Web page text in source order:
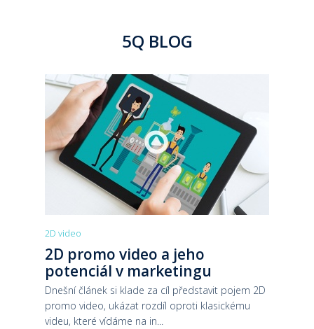
5Q BLOG
2D video
2D promo video a jeho
potenciál v marketingu
Dnešní článek si klade za cíl představit pojem 2D
promo video, ukázat rozdíl oproti klasickému
videu, které vídáme na in...